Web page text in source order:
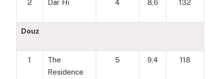
2 Dar Hi 4 8,6 132
Douz
1
The
Residence
5 9,4 118